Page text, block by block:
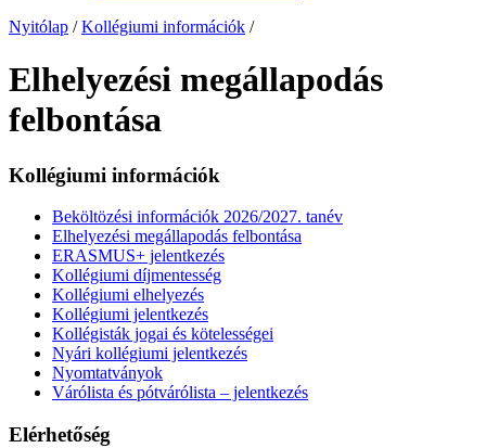
Nyitólap / Kollégiumi információk /
Elhelyezési megállapodás
felbontása
Kollégiumi információk
Beköltözési információk 2026/2027. tanév
Elhelyezési megállapodás felbontása
ERASMUS+ jelentkezés
Kollégiumi díjmentesség
Kollégiumi elhelyezés
Kollégiumi jelentkezés
Kollégisták jogai és kötelességei
Nyári kollégiumi jelentkezés
Nyomtatványok
Várólista és pótvárólista – jelentkezés
Elérhetőség